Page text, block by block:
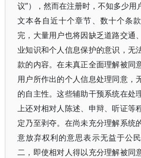
议”），然而在注册时，不知多少用
文本各自近十个章节、数十个条
完，大量用户也将因缺乏道路交通
业知识和个人信息保护的意识，无
款的内容。在未真正全面理解被同
用户所作出的个人信息处理同意，
的自主性。这些辅助干预系统在处
上还对相对人陈述、申辩、听证等
定乃至剥夺。在尚未充分理解系统
意放弃权利的意思表示无益于公
二，即使相对人得以充分理解被同